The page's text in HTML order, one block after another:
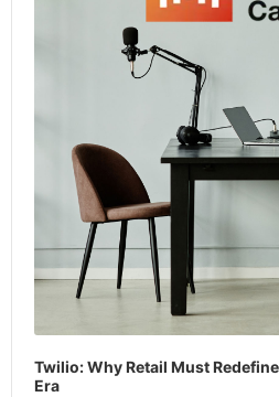
Twilio: Why Retail Must
Era